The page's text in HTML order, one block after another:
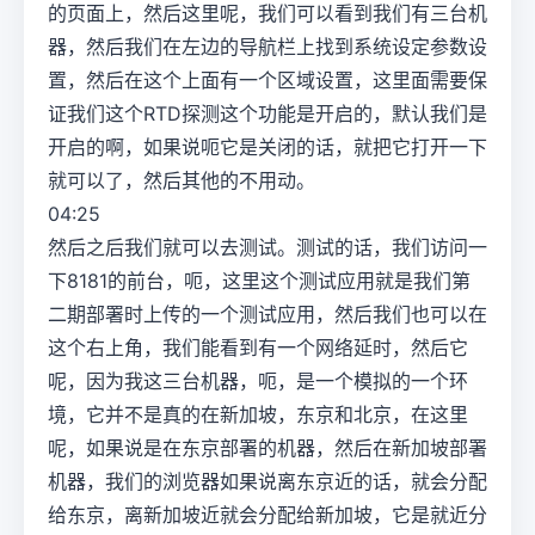
的页面上，然后这里呢，我们可以看到我们有三台机
器，然后我们在左边的导航栏上找到系统设定参数设
置，然后在这个上面有一个区域设置，这里面需要保
证我们这个RTD探测这个功能是开启的，默认我们是
开启的啊，如果说呃它是关闭的话，就把它打开一下
就可以了，然后其他的不用动。
04:25
然后之后我们就可以去测试。测试的话，我们访问一
下8181的前台，呃，这里这个测试应用就是我们第
二期部署时上传的一个测试应用，然后我们也可以在
这个右上角，我们能看到有一个网络延时，然后它
呢，因为我这三台机器，呃，是一个模拟的一个环
境，它并不是真的在新加坡，东京和北京，在这里
呢，如果说是在东京部署的机器，然后在新加坡部署
机器，我们的浏览器如果说离东京近的话，就会分配
给东京，离新加坡近就会分配给新加坡，它是就近分